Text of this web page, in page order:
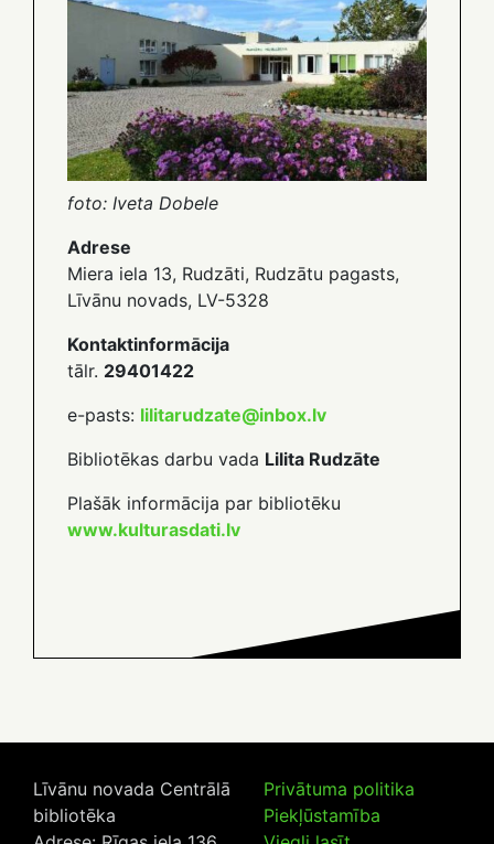
foto: Iveta Dobele
Adrese
Miera iela 13, Rudzāti, Rudzātu pagasts,
Līvānu novads, LV-5328
Kontaktinformācija
tālr. 29401422
e-pasts: lilitarudzate@inbox.lv
Bibliotēkas darbu vada Lilita Rudzāte
Plašāk informācija par bibliotēku
www.kulturasdati.lv
Līvānu novada Centrālā
bibliotēka
Privātuma politika
Piekļūstamība